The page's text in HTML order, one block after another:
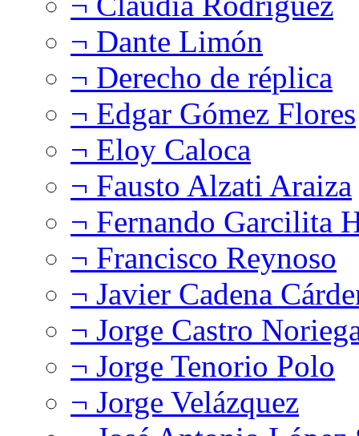
¬ Dante Limón
¬ Derecho de réplica
¬ Edgar Gómez Flores
¬ Eloy Caloca
¬ Fausto Alzati Araiza
¬ Fernando Garcilita
¬ Francisco Reynoso
¬ Javier Cadena
¬ Jorge Castro
¬ Jorge Tenorio Polo
¬ Jorge Velázquez